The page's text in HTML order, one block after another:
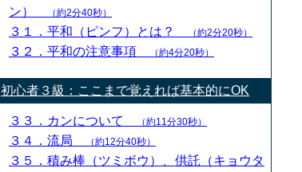
ン）
（約2分40秒）
３１．平和（ピンフ）とは？ （約2分20秒）
３２．平和の注意事項 （約4分20秒）
初心者３級：ここまで覚えれば基本的にOK
３３．カンについて （約11分30秒）
３４．流局 （約12分40秒）
３５．積み棒（ツミボウ）、供託（キョウタ